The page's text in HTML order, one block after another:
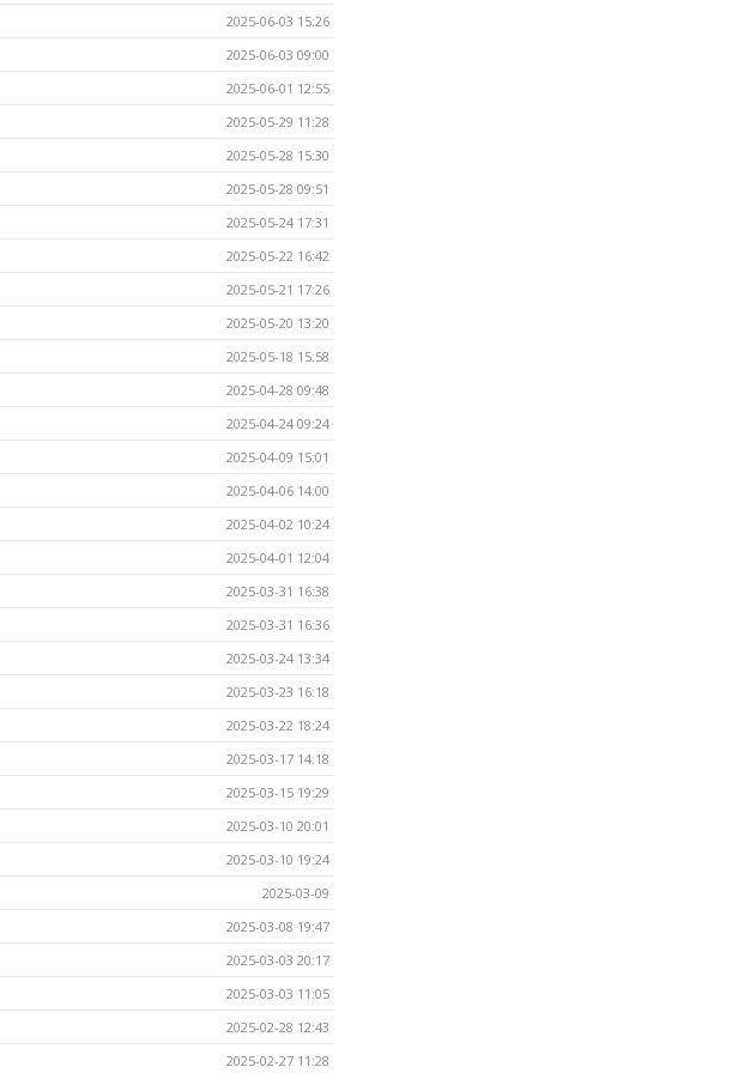
2025-06-03 15:26
2025-06-03 09:00
2025-06-01 12:55
2025-05-29 11:28
2025-05-28 15:30
2025-05-28 09:51
2025-05-24 17:31
2025-05-22 16:42
2025-05-21 17:26
2025-05-20 13:20
2025-05-18 15:58
2025-04-28 09:48
2025-04-24 09:24
2025-04-09 15:01
2025-04-06 14:00
2025-04-02 10:24
2025-04-01 12:04
2025-03-31 16:38
2025-03-31 16:36
2025-03-24 13:34
2025-03-23 16:18
2025-03-22 18:24
2025-03-17 14:18
2025-03-15 19:29
2025-03-10 20:01
2025-03-10 19:24
2025-03-09
2025-03-08 19:47
2025-03-03 20:17
2025-03-03 11:05
2025-02-28 12:43
2025-02-27 11:28